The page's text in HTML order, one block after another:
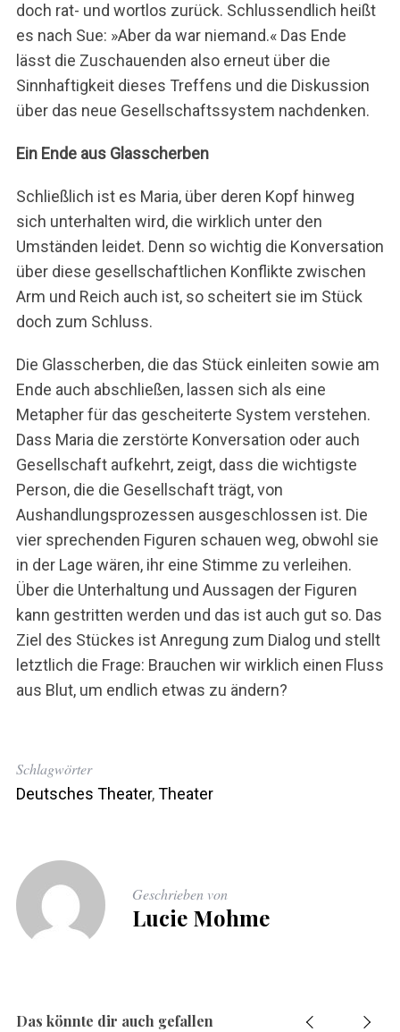
doch rat- und wortlos zurück. Schlussendlich heißt
es nach Sue: »Aber da war niemand.« Das Ende
lässt die Zuschauenden also erneut über die
Sinnhaftigkeit dieses Treffens und die Diskussion
über das neue Gesellschaftssystem nachdenken.
Ein Endeaus Glasscherben
Schließlich ist es Maria, über deren Kopf hinweg
sich unterhalten wird, die wirklich unter den
Umständen leidet. Denn so wichtig die Konversation
über diese gesellschaftlichen Konflikte zwischen
Arm und Reich auch ist, so scheitert sie im Stück
doch zum Schluss.
Die Glasscherben, die das Stück einleiten sowie am
Ende auch abschließen, lassen sich als eine
Metapher für das gescheiterte System verstehen.
Dass Maria die zerstörte Konversation oder auch
Gesellschaft aufkehrt, zeigt, dass die wichtigste
Person, die die Gesellschaft trägt, von
Aushandlungsprozessen ausgeschlossen ist. Die
vier sprechenden Figuren schauen weg, obwohl sie
in der Lage wären, ihr eine Stimme zu verleihen.
Über die Unterhaltung und Aussagen der Figuren
kann gestritten werden und das ist auch gut so. Das
Ziel des Stückes ist Anregung zum Dialog und stellt
letztlich die Frage: Brauchen wir wirklich einen Fluss
aus Blut, um endlich etwas zu ändern?
Schlagwörter
Deutsches Theater,Theater
Geschrieben von
Lucie Mohme
Das könnte dir auch gefallen